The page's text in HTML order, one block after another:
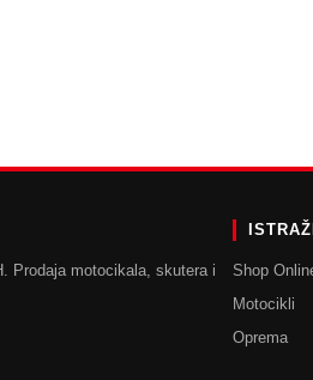
Prodaja motocikala, skutera i
Shop
Motocikli
Oprema